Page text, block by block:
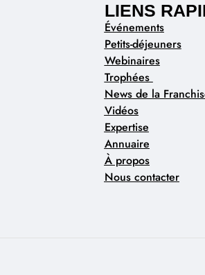
LIENS
Événements
Petits-déjeuners
Webinaires
Trophées
News de la
Vidéos
Expertise
Annuaire
À propos
Nous contacter